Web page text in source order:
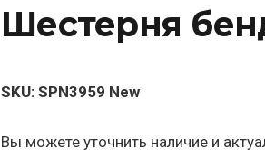
Шестерня
SKU: SPN3959 New
Вы можете уточнить наличие и